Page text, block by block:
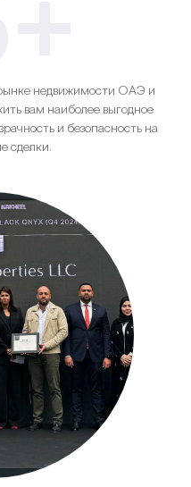
недвижимости ОАЭ и
вам наиболее выгодное
и безопасность на
сделки.